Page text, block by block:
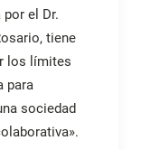
el Dr.
tiene
los límites
para
sociedad